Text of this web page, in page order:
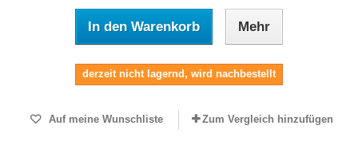
In den Warenkorb Mehr
derzeit nicht lagernd, wird nachbestellt
Auf meine Wunschliste Zum Vergleich hinzufügen